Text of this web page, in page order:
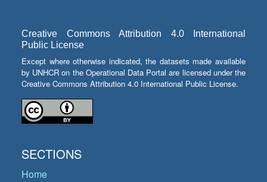
Creative Commons Attribution 4.0 International
Public License
Except where otherwise indicated, the datasets made available
by UNHCR on the Operational Data Portal are licensed under the
Creative Commons Attribution 4.0 International Public License.
SECTIONS
Home